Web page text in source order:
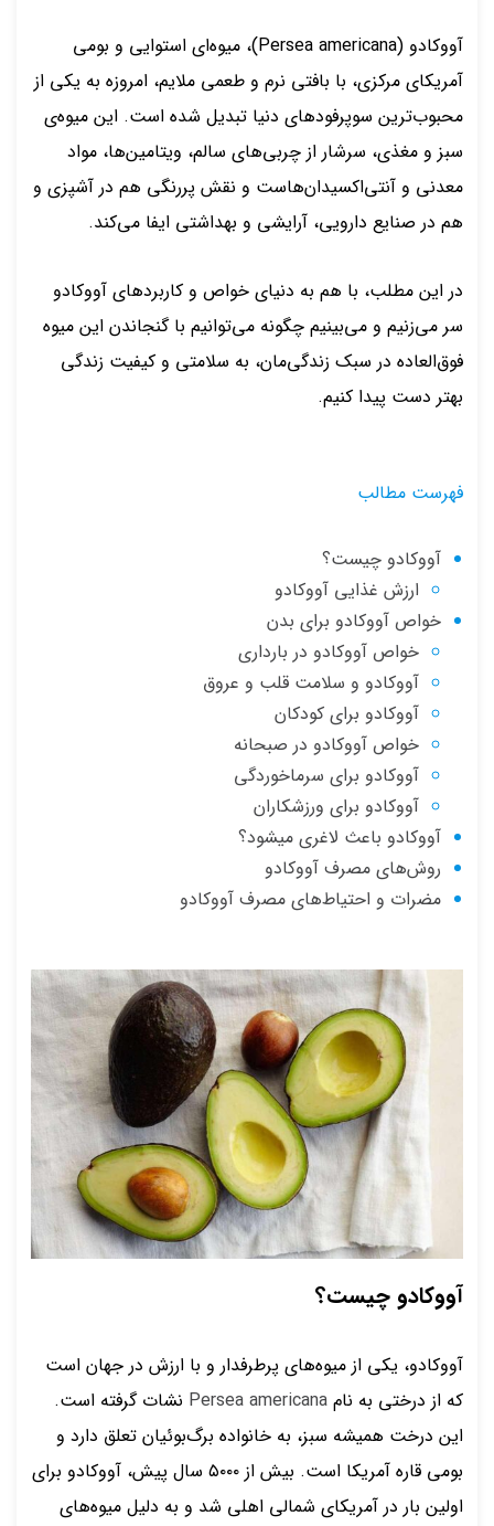
آووکادو (Persea americana)، میوه‌ای استوایی و بومی
آمریکای مرکزی، با بافتی نرم و طعمی ملایم، امروزه به یکی از
محبوب‌ترین سوپرفودهای دنیا تبدیل شده است. این میوه‌ی
سبز و مغذی، سرشار از چربی‌های سالم، ویتامین‌ها، مواد
معدنی و آنتی‌اکسیدان‌هاست و نقش پررنگی هم در آشپزی و
هم در صنایع دارویی، آرایشی و بهداشتی ایفا می‌کند.
در این مطلب، با هم به دنیای خواص و کاربردهای آووکادو
سر می‌زنیم و می‌بینیم چگونه می‌توانیم با گنجاندن این میوه
فوق‌العاده در سبک زندگی‌مان، به سلامتی و کیفیت زندگی
بهتر دست پیدا کنیم.
فهرست مطالب
آووکادو چیست؟
ارزش غذایی آووکادو
خواص آووکادو برای بدن
خواص آووکادو در بارداری
آووکادو و سلامت قلب و عروق
آووکادو برای کودکان
خواص آووکادو در صبحانه
آووکادو برای سرماخوردگی
آووکادو برای ورزشکاران
آووکادو باعث لاغری میشود؟
روش‌های مصرف آووکادو
مضرات و احتیاط‌های مصرف آووکادو
آووکادو چیست؟
آووکادو، یکی از میوه‌های پرطرفدار و با ارزش در جهان است
که از درختی به نام Persea americana نشات گرفته است.
این درخت همیشه سبز، به خانواده برگ‌بوئیان تعلق دارد و
بومی قاره آمریکا است. بیش از ۵۰۰۰ سال پیش، آووکادو برای
اولین بار در آمریکای شمالی اهلی شد و به دلیل میوه‌های